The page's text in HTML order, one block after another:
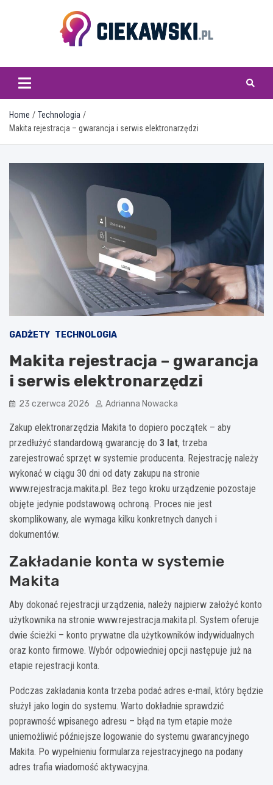
ciekawski.pl
Home
Technologia
Makita rejestracja – gwarancja i serwis elektronarzędzi
GADŻETY TECHNOLOGIA
Makita rejestracja – gwarancja
i serwis elektronarzędzi
23 czerwca 2026 Adrianna Nowacka
Zakup elektronarzędzia Makita to dopiero początek – aby
przedłużyć standardową gwarancję do 3 lat, trzeba
zarejestrować sprzęt w systemie producenta. Rejestrację należy
wykonać w ciągu 30 dni od daty zakupu na stronie
www.rejestracja.makita.pl. Bez tego kroku urządzenie pozostaje
objęte jedynie podstawową ochroną. Proces nie jest
skomplikowany, ale wymaga kilku konkretnych danych i
dokumentów.
Zakładanie konta w systemie
Makita
Aby dokonać rejestracji urządzenia, należy najpierw założyć konto
użytkownika na stronie www.rejestracja.makita.pl. System oferuje
dwie ścieżki – konto prywatne dla użytkowników indywidualnych
oraz konto firmowe. Wybór odpowiedniej opcji następuje już na
etapie rejestracji konta.
Podczas zakładania konta trzeba podać adres e-mail, który będzie
służył jako login do systemu. Warto dokładnie sprawdzić
poprawność wpisanego adresu – błąd na tym etapie może
uniemożliwić późniejsze logowanie do systemu gwarancyjnego
Makita. Po wypełnieniu formularza rejestracyjnego na podany
adres trafia wiadomość aktywacyjna.